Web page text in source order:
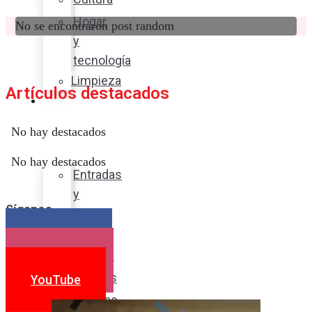
Hogar
y
tecnología
Limpieza
Cocina
sabor
Entradas
y
Postres
Bebidas
No se encontraron post random
Artículos destacados
No hay destacados
No hay destacados
Síganos
YouTube